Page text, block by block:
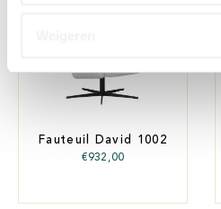
Fauteuil David 1002
€932,00